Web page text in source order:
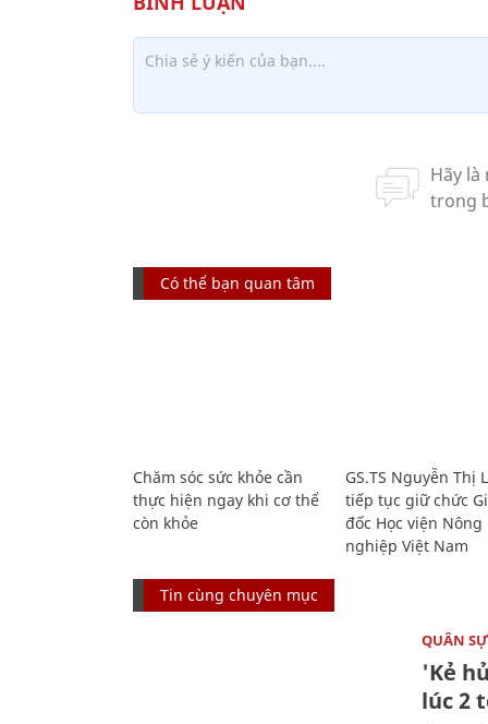
Có thể bạn quan tâm
Chăm sóc sức khỏe cần
thực hiện ngay khi cơ thể
còn khỏe
GS.TS Nguyễn Thị
tiếp tục giữ chức
đốc Học viện Nông
nghiệp Việt Nam
Tin cùng chuyên mục
QUÂN SỰ
'Kẻ
lúc 2